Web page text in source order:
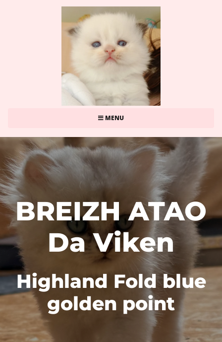
MENU
BREIZH ATAO
Da Viken
Highland Fold blue
golden point